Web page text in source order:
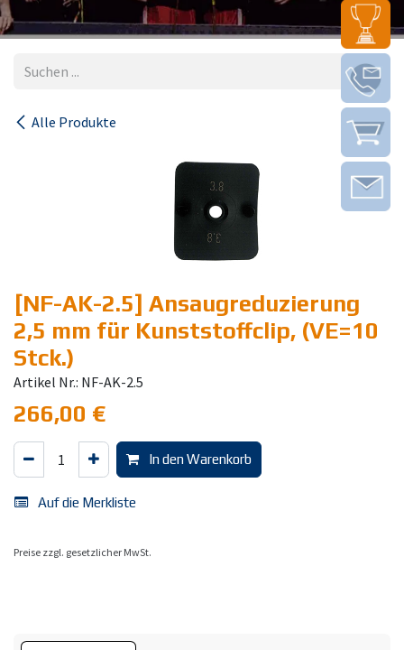
Alle Produkte
[NF-AK-2.5] Ansaugreduzierung
2,5 mm für Kunststoffclip, (VE=10
Stck.)
Artikel Nr.: NF-AK-2.5
266,00 €
In den Warenkorb
Auf die Merkliste
Preise zzgl. gesetzlicher MwSt.